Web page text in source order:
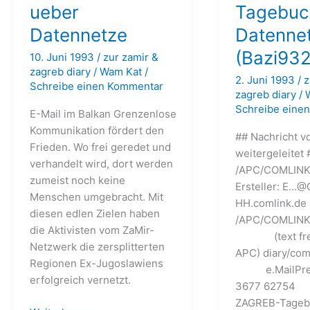
ueber
Datennetze
10. Juni 1993 / zur zamir &
zagreb diary/ Wam Kat /
Schreibe einen Kommentar
E-Mail im Balkan Grenzenlose
Kommunikation fördert den
Frieden. Wo frei geredet und
verhandelt wird, dort werden
zumeist noch keine
Menschen umgebracht. Mit
diesen edlen Zielen haben
die Aktivisten vom ZaMir-
Netzwerk die zersplitterten
Regionen Ex-Jugoslawiens
erfolgreich vernetzt.
2. Juni 1993 /
zagreb diary/
Schreibe
## Nachricht
weitergeleitet
/APC/
Ersteller:
HH.comlink.de
/APC/
(text free
APC) diary/
3677
ZAGREB-